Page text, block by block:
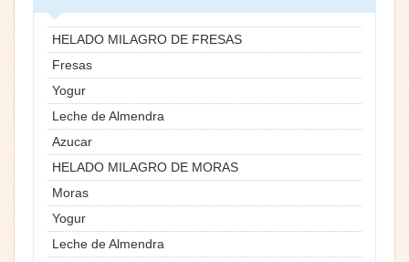
HELADO MILAGRO DE FRESAS
Fresas
Yogur
Leche de Almendra
Azucar
HELADO MILAGRO DE MORAS
Moras
Yogur
Leche de Almendra